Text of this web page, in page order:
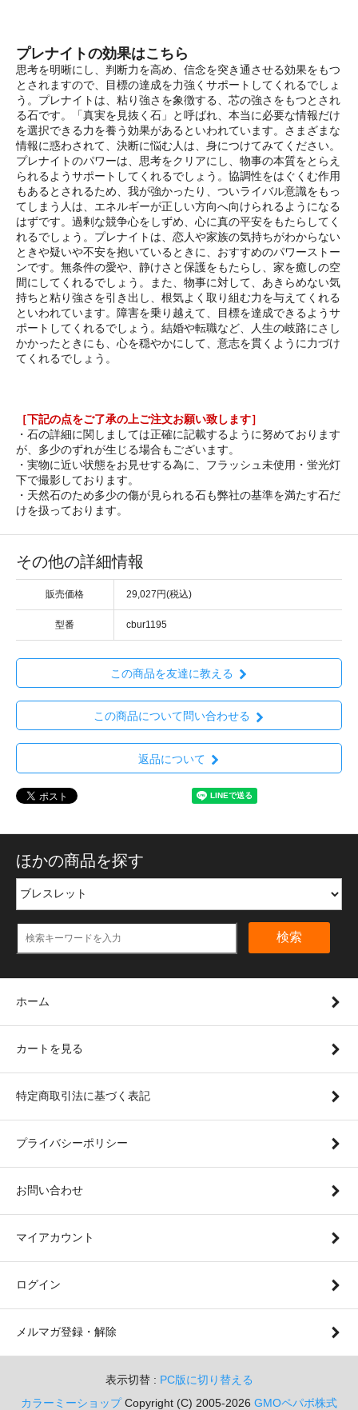
プレナイトの効果はこちら
思考を明晰にし、判断力を高め、信念を突き通させる効果をもつ
とされますので、目標の達成を力強くサポートしてくれるでしょ
う。プレナイトは、粘り強さを象徴する、芯の強さをもつとされ
る石です。「真実を見抜く石」と呼ばれ、本当に必要な情報だけ
を選択できる力を養う効果があるといわれています。さまざまな
情報に惑わされて、決断に悩む人は、身につけてみてください。
プレナイトのパワーは、思考をクリアにし、物事の本質をとらえ
られるようサポートしてくれるでしょう。協調性をはぐくむ作用
もあるとされるため、我が強かったり、ついライバル意識をもっ
てしまう人は、エネルギーが正しい方向へ向けられるようになる
はずです。過剰な競争心をしずめ、心に真の平安をもたらしてく
れるでしょう。プレナイトは、恋人や家族の気持ちがわからない
ときや疑いや不安を抱いているときに、おすすめのパワーストー
ンです。無条件の愛や、静けさと保護をもたらし、家を癒しの空
間にしてくれるでしょう。また、物事に対して、あきらめない気
持ちと粘り強さを引き出し、根気よく取り組む力を与えてくれる
といわれています。障害を乗り越えて、目標を達成できるようサ
ポートしてくれるでしょう。結婚や転職など、人生の岐路にさし
かかったときにも、心を穏やかにして、意志を貫くように力づけ
てくれるでしょう。
［下記の点をご了承の上ご注文お願い致します］
・石の詳細に関しましては正確に記載するように努めております
が、多少のずれが生じる場合もございます。
・実物に近い状態をお見せする為に、フラッシュ未使用・蛍光灯
下で撮影しております。
・天然石のため多少の傷が見られる石も弊社の基準を満たす石だ
けを扱っております。
その他の詳細情報
販売価格 29,027円(税込)
型番 cbur1195
この商品を友達に教える
この商品について問い合わせる
返品について
ほかの商品を探す
検索
ホーム
カートを見る
特定商取引法に基づく表記
プライバシーポリシー
お問い合わせ
マイアカウント
ログイン
メルマガ登録・解除
表示切替 : PC版に切り替える
カラーミーショップCopyright (C) 2005-2026 GMOペパボ株式